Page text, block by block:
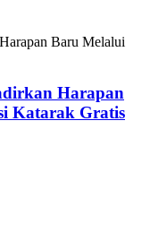
Harapan
Katarak Gratis